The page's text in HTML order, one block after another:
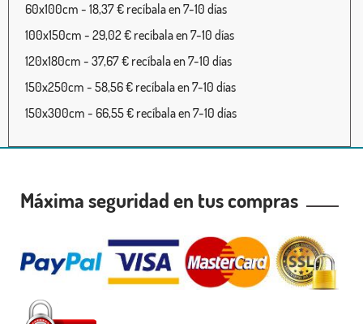
60x100cm - 18,37 € recíbala en 7-10 días
100x150cm - 29,02 € recíbala en 7-10 días
120x180cm - 37,67 € recíbala en 7-10 días
150x250cm - 58,56 € recíbala en 7-10 días
150x300cm - 66,55 € recíbala en 7-10 días
Máxima seguridad en tus compras